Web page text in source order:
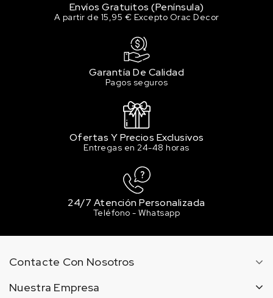
Envíos Gratuitos (Península)
A partir de 15,95 € Excepto Orac Decor
Garantía De Calidad
Pagos seguros
Ofertas Y Precios Exclusivos
Entregas en 24-48 horas
24/7 Atención Personalizada
Teléfono - Whatsapp
Contacte Con Nosotros
Nuestra Empresa